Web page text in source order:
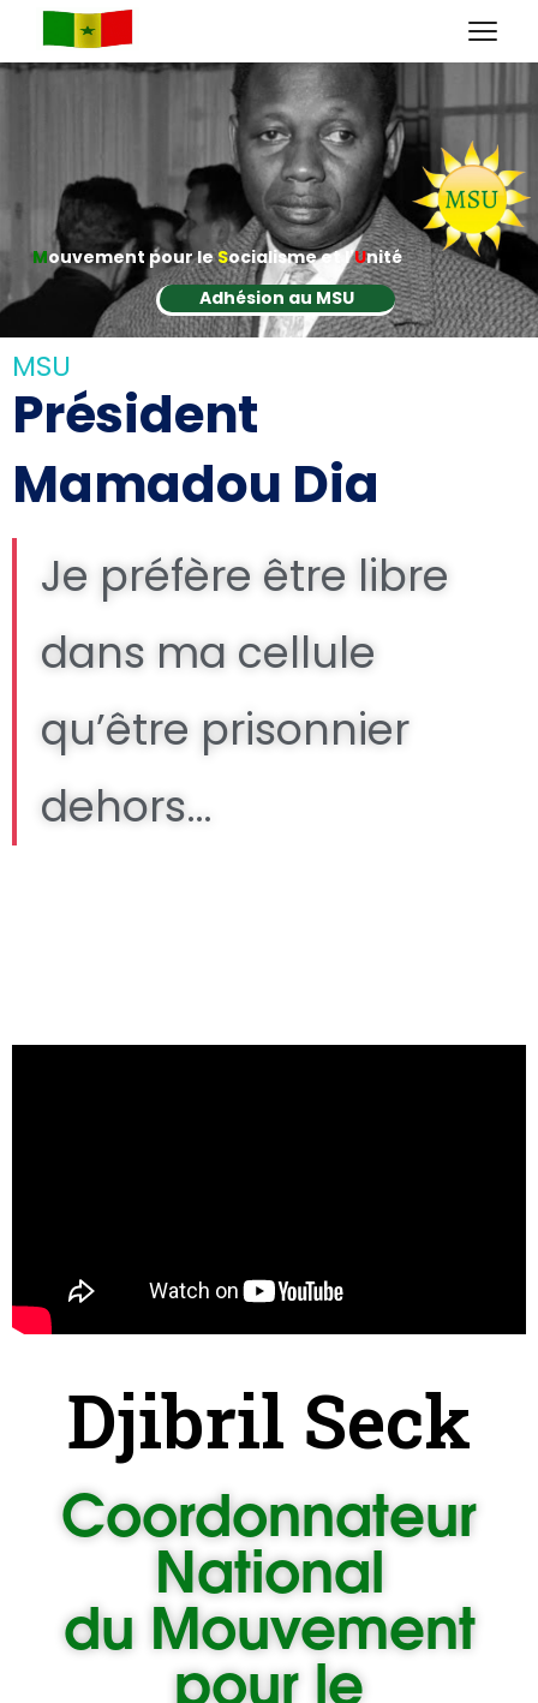
Mouvement pour leSocialisme et l'Unité
Adhésion au MSU
MSU
Président
Mamadou Dia
Je préfère être libre
dans ma cellule
qu’être prisonnier
dehors…
Djibril Seck
Coordonnateur
National
du Mouvement
pour le